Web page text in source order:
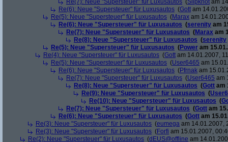
Re(7): Neue "Supersteuer" für Luxusautos (Slipknot am
Re(6): Neue "Supersteuer" für Luxusautos (Gott am
Re(5): Neue "Supersteuer" für Luxusautos (Marax am
Re(6): Neue "Supersteuer" für Luxusautos (serenity am
Re(7): Neue "Supersteuer" für Luxusautos (Marax am
Re(8): Neue "Supersteuer" für Luxusautos (serenity
Re(5): Neue "Supersteuer" für Luxusautos (Power am
Re(4): Neue "Supersteuer" für Luxusautos (Gott am 14.01.2007,
Re(5): Neue "Supersteuer" für Luxusautos (User6465 am
Re(6): Neue "Supersteuer" für Luxusautos (Pfrnak am
Re(7): Neue "Supersteuer" für Luxusautos (User6465 am
Re(8): Neue "Supersteuer" für Luxusautos (Gott am
Re(9): Neue "Supersteuer" für Luxusautos (
Re(10): Neue "Supersteuer" für Luxusautos (
Re(7): Neue "Supersteuer" für Luxusautos (Gott am
Re(6): Neue "Supersteuer" für Luxusautos (Gott am
Re(3): Neue "Supersteuer" für Luxusautos (eumega am 14.01.2007,
Re(3): Neue "Supersteuer" für Luxusautos (Forfi am 15.01.2007,
Re(2): Neue "Supersteuer" für Luxusautos (dEUS@offline am